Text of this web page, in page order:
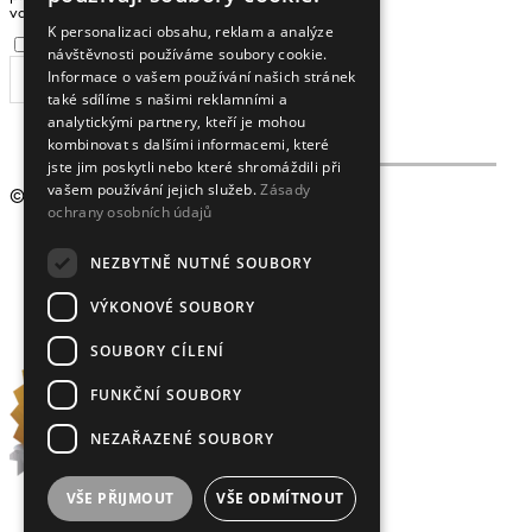
vaši e-mailovou adresu
Souhlasím se zpracováním osobních údajů
ODEBÍRAT
© 2009 - 2026Crystalex CZ, s.r.o.
K personalizaci obsahu, reklam a analýze
návštěvnosti používáme soubory cookie.
Informace o vašem používání našich stránek
také sdílíme s našimi reklamními a
analytickými partnery, kteří je mohou
kombinovat s dalšími informacemi, které
jste jim poskytli nebo které shromáždili při
vašem používání jejich služeb.Zásady
ochrany osobních údajů
NEZBYTNĚ NUTNÉ SOUBORY
VÝKONOVÉ SOUBORY
SOUBORY CÍLENÍ
FUNKČNÍ SOUBORY
NEZAŘAZENÉ SOUBORY
VŠE PŘIJMOUT VŠE ODMÍTNOUT